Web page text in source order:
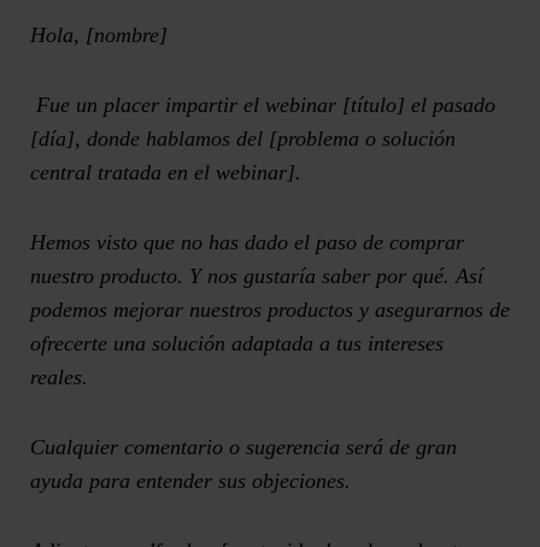
Hola, [nombre]
Fue un placer impartir el webinar [título] el pasado
[día], donde hablamos del [problema o solución
central tratada en el webinar].
Hemos visto que no has dado el paso de comprar
nuestro producto. Y nos gustaría saber por qué. Así
podemos mejorar nuestros productos y asegurarnos de
ofrecerte una solución adaptada a tus intereses
reales.
Cualquier comentario o sugerencia será de gran
ayuda para entender sus objeciones.